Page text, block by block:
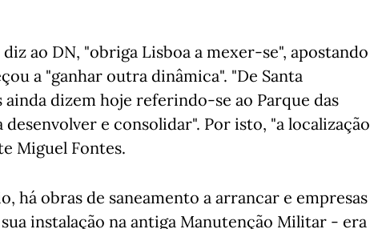
ao DN, "obriga Lisboa a mexer-se", apostando
a "ganhar outra dinâmica". "De Santa
dizem hoje referindo-se ao Parque das
desenvolver e consolidar". Por isto, "a localização
Miguel Fontes.
há obras de saneamento a arrancar e empresas
instalação na antiga Manutenção Militar - era